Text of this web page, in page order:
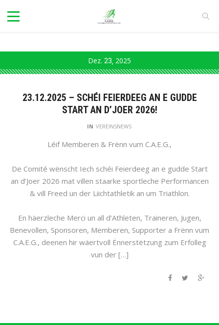
Dez. 23 2025
23.12.2025 – SCHÉI FEIERDEEG AN E GUDDE
START AN D’JOER 2026!
IN VEREINSNEWS
Léif Memberen & Frënn vum C.A.E.G.,
De Comité wënscht Iech schéi Feierdeeg an e gudde Start
an d’Joer 2026 mat villen staarke sportleche Performancen
& vill Freed un der Liichtathletik an um Triathlon.
En häerzleche Merci un all d’Athleten, Traineren, Jugen,
Benevollen, Sponsoren, Memberen, Supporter a Frënn vum
C.A.E.G., deenen hir wäertvoll Ënnerstëtzung zum Erfolleg
vun der […]